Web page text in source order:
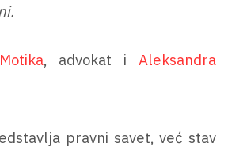
, advokat i Aleksandra
pravni savet, već stav